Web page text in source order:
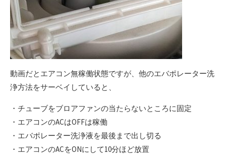
動画だとエアコン無稼働状態ですが、他のエバポレーター洗
浄方法をサーベイしていると、
・チューブをブロアファンの当たらないところに固定
・エアコンのACはOFFは稼働
・エバポレーター洗浄液を最後まで出し切る
・エアコンのACをONにして10分ほど放置